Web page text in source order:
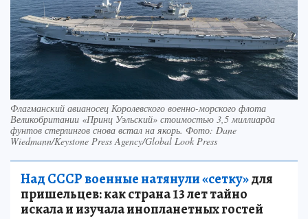
Флагманский авианосец Королевского военно-морского флота
Великобритании «Принц Уэльский» стоимостью 3,5 миллиарда
фунтов стерлингов снова встал на якорь. Фото: Dane
Wiedmann/Keystone Press Agency/Global Look Press
Над СССР военные натянули «сетку»для
пришельцев: как страна 13 лет тайно
искала и изучала инопланетных гостей